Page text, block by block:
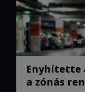
Enyhítette
a zónás